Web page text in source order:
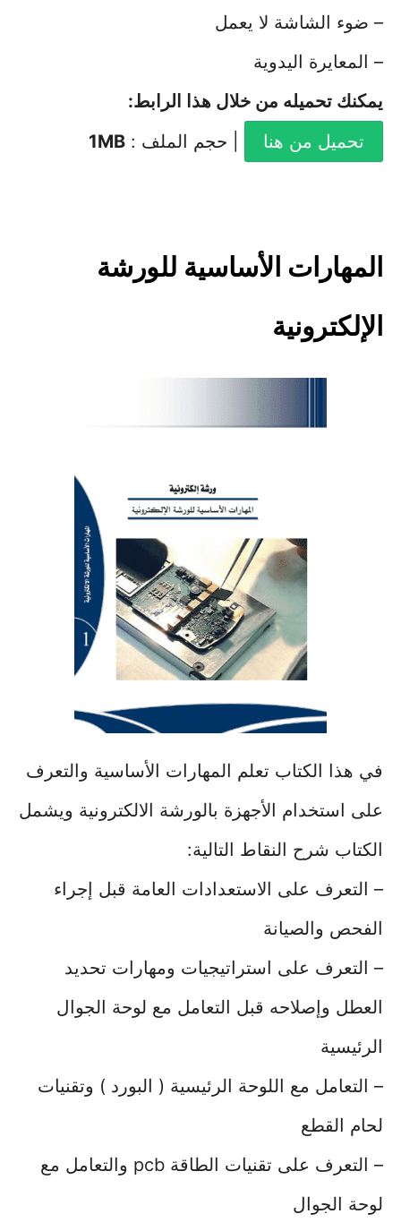
– ضوء الشاشة لا يعمل
– المعايرة اليدوية
يمكنك تحميله من خلال هذا الرابط:
تحميل من هنا
| حجم الملف : 1MB
المهارات الأساسية للورشة
الإلكترونية
في هذا الكتاب تعلم المهارات الأساسية والتعرف
على استخدام الأجهزة بالورشة الالكترونية ويشمل
الكتاب شرح النقاط التالية:
– التعرف على الاستعدادات العامة قبل إجراء
الفحص والصيانة
– التعرف على استراتيجيات ومهارات تحديد
العطل وإصلاحه قبل التعامل مع لوحة الجوال
الرئيسية
– التعامل مع اللوحة الرئيسية ( البورد ) وتقنيات
لحام القطع
– التعرف على تقنيات الطاقة pcb والتعامل مع
لوحة الجوال